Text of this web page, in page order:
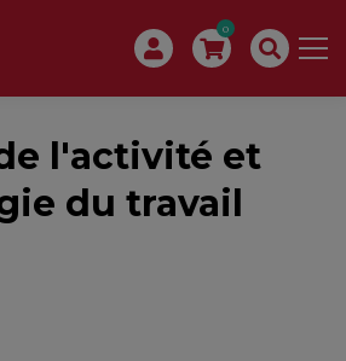
0
l'activité et
du travail